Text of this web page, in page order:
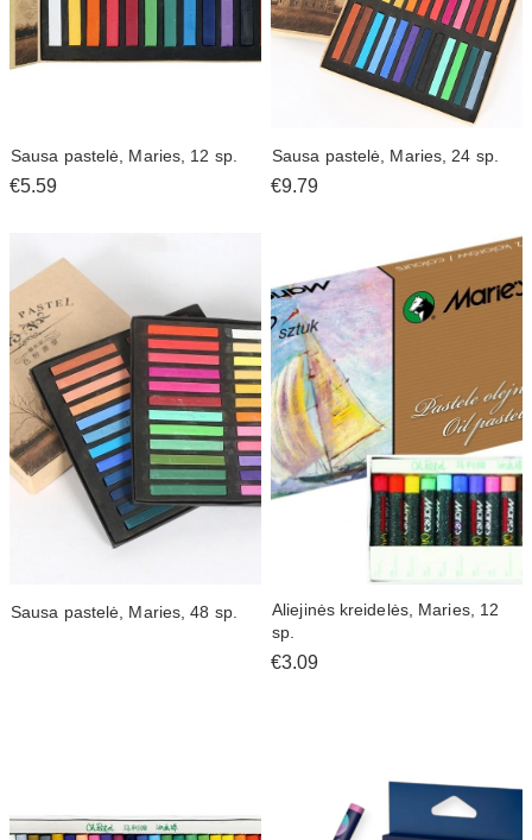
Sausa pastelė, Maries, 12 sp.
€5.59
Sausa pastelė, Maries, 24 sp.
€9.79
Sausa pastelė, Maries, 48 sp.
Aliejinės kreidelės, Maries, 12
sp.
€3.09